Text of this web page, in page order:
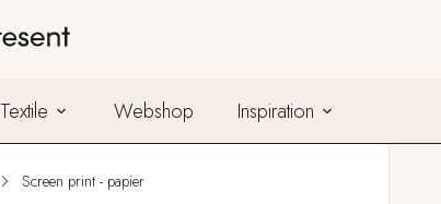
Textile Webshop Inspiration
Screen print - papier